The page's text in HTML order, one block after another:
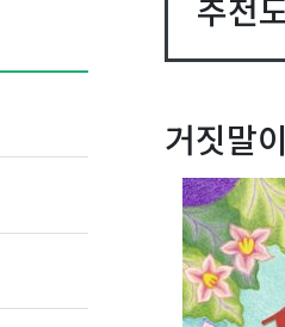
추천
거짓말